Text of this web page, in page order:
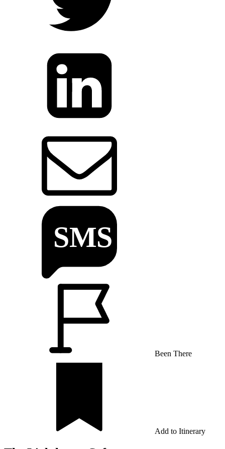
Been There
Add to Itinerary